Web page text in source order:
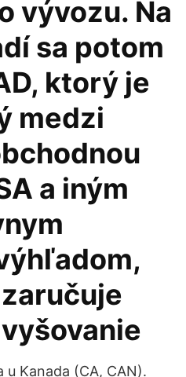
vývozu. Na
sa potom
ktorý je
medzi
a iným
u Kanada (CA, CAN).